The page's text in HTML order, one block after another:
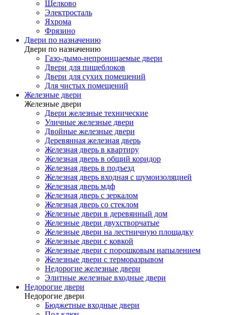
Щелково
Электросталь
Яхрома
Фрязино
Двери по назначению
Двери по назначению
Газо-дымо-непроницаемые двери
Двери для пищеблоков
Двери для сухих помещений
Для чистых помещений
Железные двери
Железные двери
Двери железные технические
Уличные железные двери
Двойные железные двери
Деревянная железная дверь
Железная дверь в квартиру
Железная дверь в общий коридор
Железная дверь в подъезд
Железная дверь входная с шумоизоляцией
Железная дверь мдф
Железная дверь с зеркалом
Железная дверь со стеклом
Железные двери в деревянный дом
Железные двери двухстворчатые
Железные двери на лестничную площадку
Железные двери с ковкой
Железные двери с порошковым напылением
Железные двери с терморазрывом
Недорогие железные двери
Элитные железные входные двери
Недорогие двери
Недорогие двери
Бюджетные входные двери